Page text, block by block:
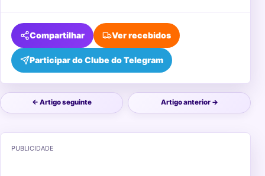
Compartilhar
Participar do Clube do Telegram
Ver recebidos
← Artigo seguinte Artigo anterior →
PUBLICIDADE